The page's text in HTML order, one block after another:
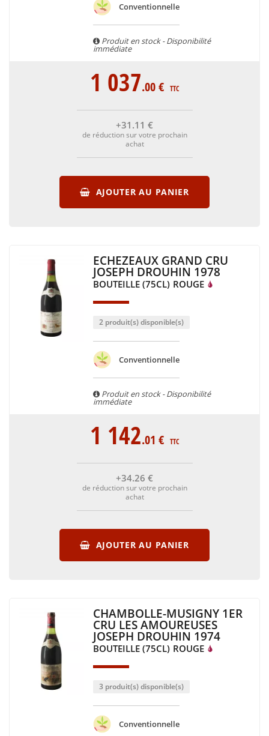
vins issus de toute la Bourgogne. Région Chablisienne,
Macônnais, Beaujolais, Côte de Beaune, Côte de Nuits, Côte
meilleurs terroirs Bourguignons.
Conventionnelle
Produit en stock - Disponibilité
immédiate
1 037.00€ TTC
+31 .11 €
de réduction sur votre prochain
achat
AJOUTER AU PANIER
ECHEZEAUX GRAND CRU
JOSEPH DROUHIN 1978
BOUTEILLE (75CL) ROUGE
2 produit(s) disponible(s)
Conventionnelle
Produit en stock - Disponibilité
immédiate
1 142.01 € TTC
+34.26 €
de réduction sur votre prochain
achat
AJOUTER AU PANIER
CHAMBOLLE-MUSIGNY 1ER
CRU LES AMOUREUSES
JOSEPH DROUHIN 1974
BOUTEILLE (75CL) ROUGE
3 produit(s) disponible(s)
Conventionnelle